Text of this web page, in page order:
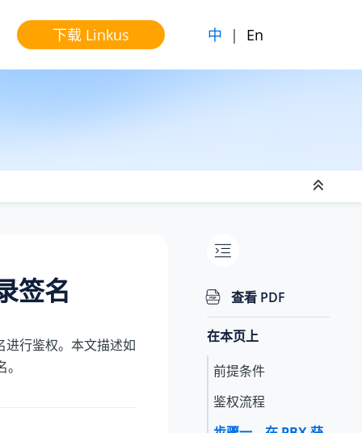
下载 Linkus 中 | En
签名
进行鉴权。本文描述如
查看 PDF
在本页上
前提条件
鉴权流程